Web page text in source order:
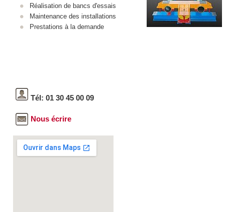
Réalisation de bancs d'essais
Maintenance des installations
Prestations à la demande
Tél: 01 30 45 00 09
Nous écrire